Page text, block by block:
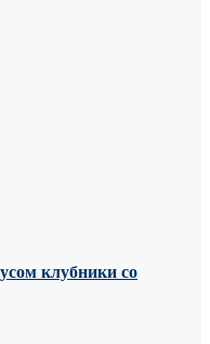
клубники со